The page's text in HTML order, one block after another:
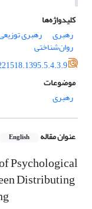
کلیدواژه‌ها
رهبری
رهبری
روان‌شناختی
موضوعات
رهبری
عنوان مقاله English
Psychological
Distributing